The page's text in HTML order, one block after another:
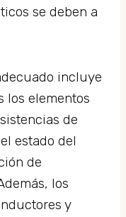
se deben a
incluye
los elementos
de
estado del
de
los
y